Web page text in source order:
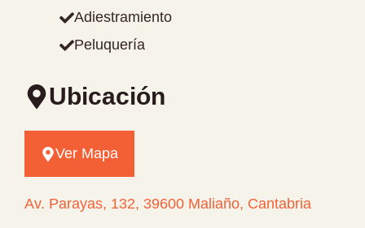
Adiestramiento
Peluquería
Ubicación
Ver Mapa
Av. Parayas, 132, 39600 Maliaño, Cantabria